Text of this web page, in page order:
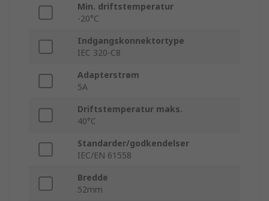
Min. driftstemperatur
-20°C
Indgangskonnektortype
IEC 320-C8
Adapterstrøm
5A
Driftstemperatur maks.
40°C
Standarder/godkendelser
IEC/EN 61558
Bredde
52mm